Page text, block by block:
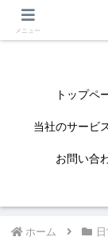
IT(ク
トップペ
当社のサービ
お問い合
ホーム
メニュー